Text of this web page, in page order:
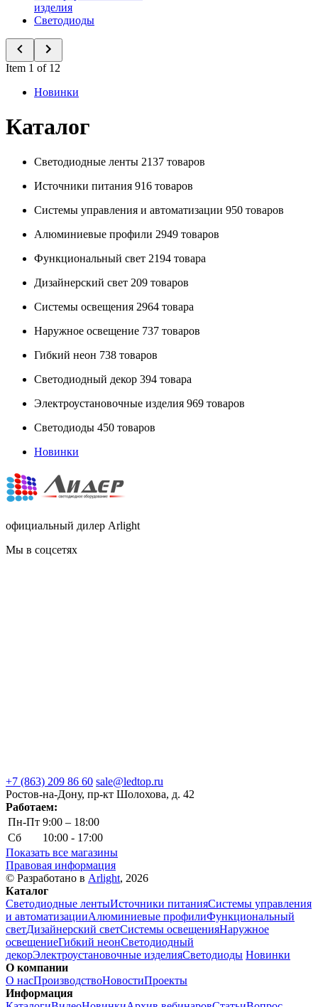
изделия
Светодиоды
Item 1 of 12
Новинки
Каталог
Светодиодные ленты 2137 товаров
Источники питания 916 товаров
Системы управления и автоматизации 950 товаров
Алюминиевые профили 2949 товаров
Функциональный свет 2194 товара
Дизайнерский свет 209 товаров
Системы освещения 2964 товара
Наружное освещение 737 товаров
Гибкий неон 738 товаров
Светодиодный декор 394 товара
Электроустановочные изделия 969 товаров
Светодиоды 450 товаров
Новинки
официальный дилер Arlight
Мы в соцсетях
+7 (863) 209 86 60 sale@ledtop.ru
Ростов-на-Дону, пр-кт Шолохова, д. 42
Работаем:
Пн-Пт 9:00 – 18:00
Сб
10:00 - 17:00
Показать все магазины
Правовая информация
© Разработано в Arlight, 2026
Каталог
Светодиодные лентыИсточники питанияСистемы управления
и автоматизацииАлюминиевые профилиФункциональный
светДизайнерский светСистемы освещенияНаружное
освещениеГибкий неонСветодиодный
декорЭлектроустановочные изделияСветодиоды Новинки
О компании
О насПроизводствоНовостиПроекты
Информация